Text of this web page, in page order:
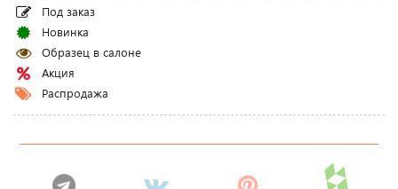
Под заказ
Новинка
Образец в салоне
Акция
Распродажа